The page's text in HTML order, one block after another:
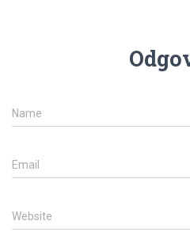
Name
Email
Website